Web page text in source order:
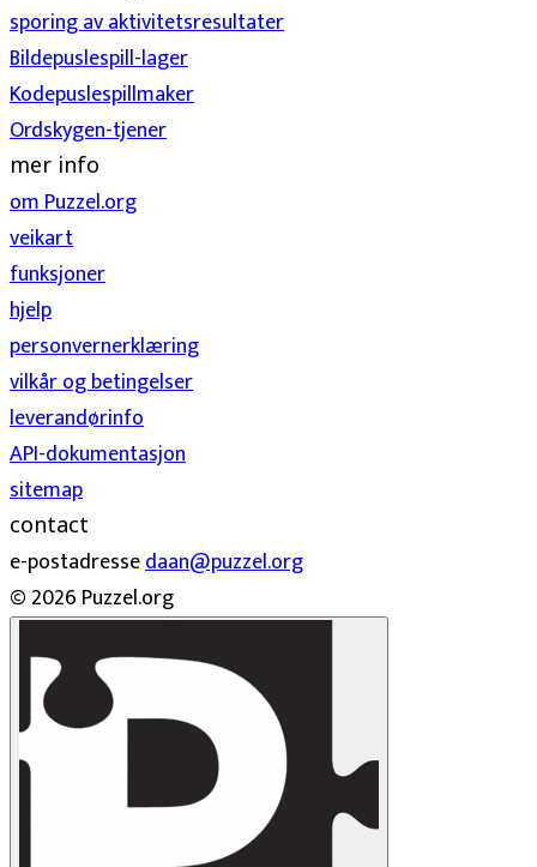
sporing av aktivitetsresultater
Bildepuslespill-lager
Kodepuslespillmaker
Ordskygen-tjener
mer info
om Puzzel.org
veikart
funksjoner
hjelp
personvernerklæring
vilkår og betingelser
leverandørinfo
API-dokumentasjon
sitemap
contact
e-postadressedaan@puzzel.org
© 2026 Puzzel.org